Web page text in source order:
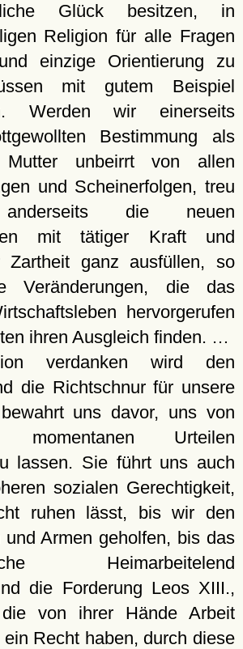
Glück besitzen, in
Religion für alle Fragen
einzige Orientierung zu
mit gutem Beispiel
Werden wir einerseits
Bestimmung als
unbeirrt von allen
und Scheinerfolgen, treu
die neuen
mit tätiger Kraft und
Zartheit ganz ausfüllen, so
Veränderungen, die das
hervorgerufen
ihren Ausgleich finden. …
verdanken wird den
die Richtschnur für unsere
uns davor, uns von
momentanen Urteilen
lassen. Sie führt uns auch
sozialen Gerechtigkeit,
ruhen lässt, bis wir den
und Armen geholfen, bis das
Heimarbeitelend
die Forderung Leos XIII.,
von ihrer Hände Arbeit
Recht haben, durch diese